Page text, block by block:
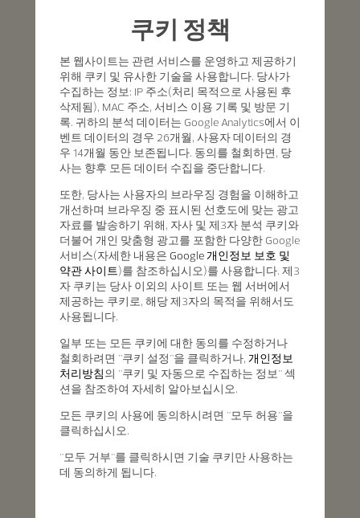
쿠키 정책
본 웹사이트는 관련 서비스를 운영하고 제공하기
위해 쿠키 및 유사한 기술을 사용합니다. 당사가
수집하는 정보: IP 주소(처리 목적으로 사용된 후
삭제됨), MAC 주소, 서비스 이용 기록 및 방문 기
록. 귀하의 분석 데이터는 Google Analytics에서 이
벤트 데이터의 경우 26개월, 사용자 데이터의 경
우 14개월 동안 보존됩니다. 동의를 철회하면, 당
사는 향후 모든 데이터 수집을 중단합니다.
또한, 당사는 사용자의 브라우징 경험을 이해하고
개선하며 브라우징 중 표시된 선호도에 맞는 광고
자료를 발송하기 위해, 자사 및 제3자 분석 쿠키와
더불어 개인 맞춤형 광고를 포함한 다양한 Google
서비스(자세한 내용은 Google 개인정보 보호 및
약관 사이트)를 참조하십시오)를 사용합니다. 제3
자 쿠키는 당사 이외의 사이트 또는 웹 서버에서
제공하는 쿠키로, 해당 제3자의 목적을 위해서도
사용됩니다.
일부 또는 모든 쿠키에 대한 동의를 수정하거나
철회하려면 "쿠키 설정"을 클릭하거나, 개인정보
처리방침의 "쿠키 및 자동으로 수집하는 정보" 섹
션을 참조하여 자세히 알아보십시오.
모든 쿠키의 사용에 동의하시려면 "모두 허용"을
클릭하십시오.
"모두 거부"를 클릭하시면 기술 쿠키만 사용하는
데 동의하게 됩니다.